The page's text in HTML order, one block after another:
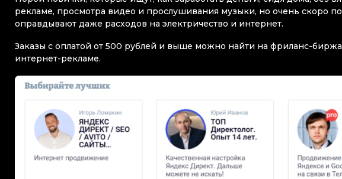
рекламе, просмотра видео и прослушивания музыки, но очень скоро
оправдывают даже расходов на электричество и интернет.
Заказы с оплатой от 500 рублей и выше можно найти на фриланс-
интернет-рекламе.